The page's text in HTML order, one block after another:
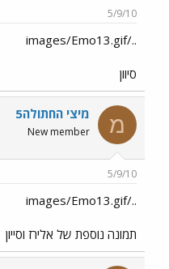
5/9/10
../images/Emo13.gif
סיוון
מ מיצי החתולה5
New member
5/9/10
../images/Emo13.gif
תמונה נוספת של אלירז וסייון